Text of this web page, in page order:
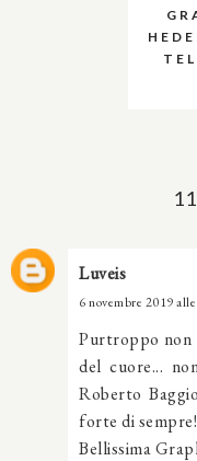
Luveis
6 novembre 2019
Purtroppo non
del cuore...
Roberto
forte di
Bellissima